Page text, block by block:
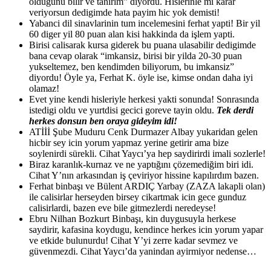
veriyorsun dedigimde hata payim hic yok demisti!
Yabanci dil sinavlarinin tum incelemesini ferhat yapti! Bir yil
60 diger yil 80 puan alan kisi hakkinda da işlem yapti.
Birisi calisarak kursa giderek bu puana ulasabilir dedigimde
bana cevap olarak “imkansiz, birisi bir yilda 20-30 puan
yukseltemez, ben kendimden biliyorum, bu imkansiz”
diyordu! Öyle ya, Ferhat K. öyle ise, kimse ondan daha iyi
olamaz!
Evet yine kendi hisleriyle herkesi yakti sonunda! Sonrasında
istedigi oldu ve yurtdisi gecici goreve tayin oldu. Tek derdi
herkes donsun ben oraya gideyim idi!
ATİİİ Şube Muduru Cenk Durmazer Albay yukaridan gelen
hicbir sey icin yorum yapmaz yerine getirir ama bize
soylenirdi sürekli. Cihat Yaycı’ya hep saydirirdi imali sozlerle!
Biraz karanlık-kurnaz ve ne yaptığını çözemediğim biri idi.
Cihat Y’nın arkasından iş çeviriyor hissine kapılırdım bazen.
Ferhat binbaşı ve Bülent ARDIÇ Yarbay (ZAZA lakapli olan)
ile calisirlar herseyden birsey cikartmak icin gece gunduz
calisirlardi, bazen eve bile gitmezlerdi neredeyse!
Ebru Nilhan Bozkurt Binbaşı, kin duygusuyla herkese
saydirir, kafasina koydugu, kendince herkes icin yorum yapar
ve etkide bulunurdu! Cihat Y’yi zerre kadar sevmez ve
güvenmezdi. Cihat Yaycı’da yanindan ayirmiyor nedense…